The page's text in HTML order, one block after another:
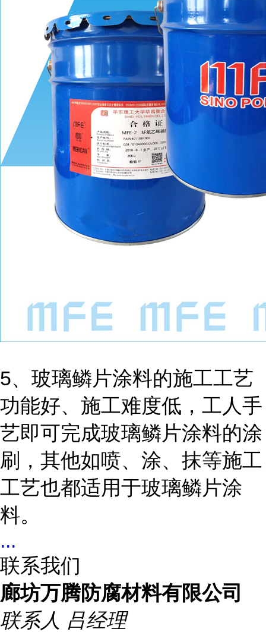
5、玻璃鳞片涂料的施工工艺
功能好、施工难度低，工人手
艺即可完成玻璃鳞片涂料的涂
刷，其他如喷、涂、抹等施工
工艺也都适用于玻璃鳞片涂
料。
...
联系我们
廊坊万腾防腐材料有限公司
联系人 吕经理